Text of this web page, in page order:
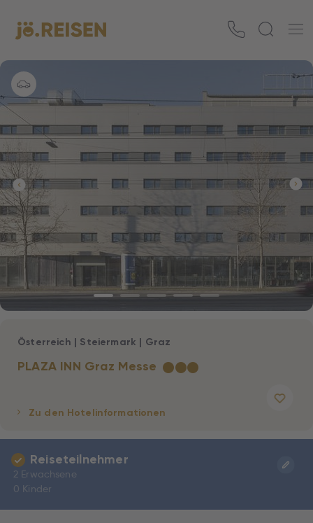
PLAZA INN Graz Messe ★★★
Österreich | Steiermark | Graz
Zu den Hotelinformationen
Reiseteilnehmer
2 Erwachsene
0 Kinder